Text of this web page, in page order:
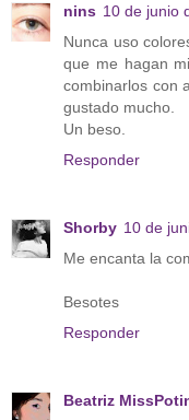
nins 10 de junio
Nunca uso
que me hagan
combinarlos con
gustado mucho.
Un beso.
Responder
Shorby 10 de
Me encanta la
Besotes
Responder
Beatriz